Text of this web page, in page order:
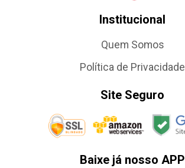
Institucional
Quem Somos
Política de Privacidade
Site Seguro
Baixe já nosso APP